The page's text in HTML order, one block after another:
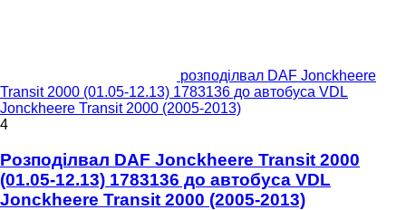
розподілвал DAF Jonckheere
Transit 2000 (01.05-12.13) 1783136 до автобуса VDL
Jonckheere Transit 2000 (2005-2013)
4
Розподілвал DAF Jonckheere Transit 2000
(01.05-12.13) 1783136 до автобуса VDL
Jonckheere Transit 2000 (2005-2013)